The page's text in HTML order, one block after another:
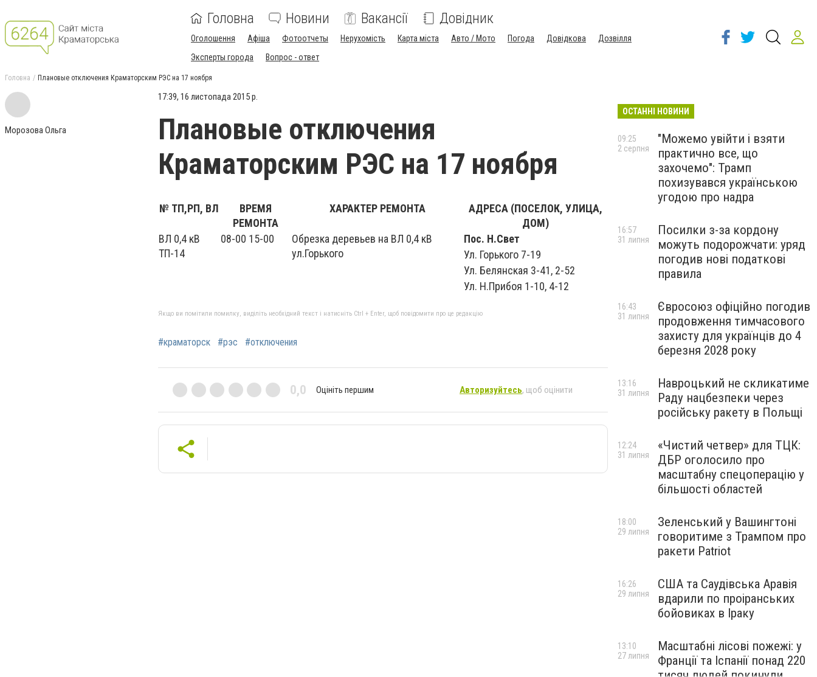
Головна Новини Вакансії Довідник
Оголошення Афіша Фотоотчеты Нерухомість Карта міста Авто / Мото Погода Довідкова
Дозвілля
Эксперты города
Вопрос - ответ
Головна Плановые отключения Краматорским РЭС на 17 ноября
Морозова Ольга
17:39, 16 листопада 2015 р.
Плановые отключения
Краматорским РЭС на 17 ноября
№ ТП,РП, ВЛ
ВРЕМЯ
РЕМОНТА
ХАРАКТЕР РЕМОНТА
АДРЕСА (ПОСЕЛОК, УЛИЦА,
ДОМ)
ВЛ 0,4 кВ
ТП-14
08-00 15-00
Обрезка деревьев на ВЛ 0,4 кВ
ул.Горького
Пос. Н.Свет
Ул. Горького 7-19
Ул. Белянская 3-41, 2-52
Ул. Н.Прибоя 1-10, 4-12
Якщо ви помітили помилку, виділіть необхідний текст і натисніть Ctrl + Enter, щоб повідомити про це редакцію
#краматорск #рэс #отключения
0,0 Оцініть першим Авторизуйтесь, щоб оцінити
ОСТАННІ НОВИНИ
"Можемо увійти і взяти
практично все, що
захочемо": Трамп
похизувався українською
угодою про надра
09:25
2 серпня
Посилки з-за кордону
можуть подорожчати: уряд
погодив нові податкові
правила
16:57
31 липня
Євросоюз офіційно погодив
продовження тимчасового
захисту для українців до 4
березня 2028 року
16:43
31 липня
Навроцький не скликатиме
Раду нацбезпеки через
російську ракету в Польщі
13:16
31 липня
«Чистий четвер» для ТЦК:
ДБР оголосило про
масштабну спецоперацію у
більшості областей
12:24
31 липня
Зеленський у Вашингтоні
говоритиме з Трампом про
ракети Patriot
18:00
29 липня
США та Саудівська Аравія
вдарили по проіранських
бойовиках в Іраку
16:26
29 липня
Масштабні лісові пожежі: у
Франції та Іспанії понад 220
13:10
27 липня